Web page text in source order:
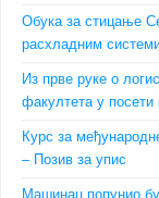
Обука за стицање
расхладним
Из прве руке о
факултета у посети
Курс за
– Позив за упис